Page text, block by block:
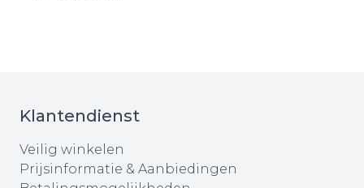
Klantendienst
Veilig winkelen
Prijsinformatie & Aanbiedingen